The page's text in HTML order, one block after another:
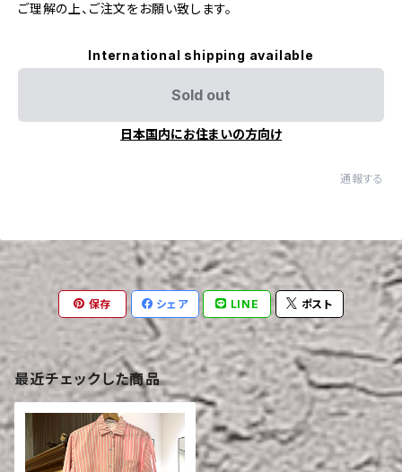
ご理解の上、ご注文をお願い致します。
International shipping available
Sold out
日本国内にお住まいの方向け
通報する
保存 シェア LINE ポスト
最近チェックした商品